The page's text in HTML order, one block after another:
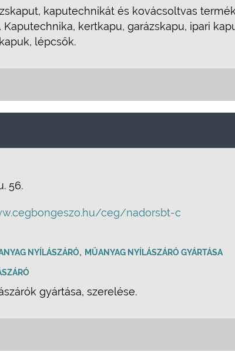
kaputechnikát és kovácsoltvas
kertkapu, garázskapu, ipari
lépcsők.
56.
ceg/nadorsbt-c
NYÍLÁSZÁRÓ, MŰANYAG NYÍLÁSZÁRÓ GYÁRTÁSA
gyártása, szerelése.